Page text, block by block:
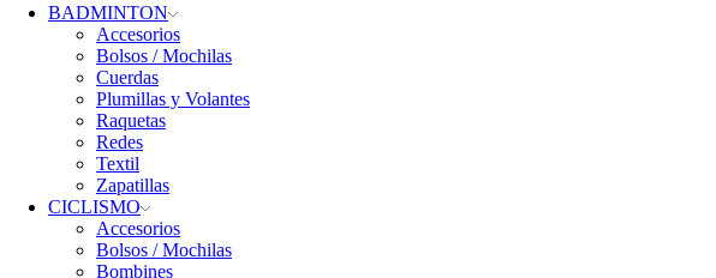
BADMINTON
Accesorios
Bolsos / Mochilas
Cuerdas
Plumillas y Volantes
Raquetas
Redes
Textil
Zapatillas
CICLISMO
Accesorios
Bolsos / Mochilas
Bombines